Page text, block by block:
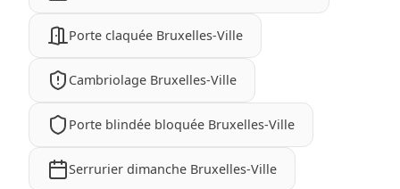
Porte claquée Bruxelles-Ville
Cambriolage Bruxelles-Ville
Porte blindée bloquée Bruxelles-Ville
Serrurier dimanche Bruxelles-Ville